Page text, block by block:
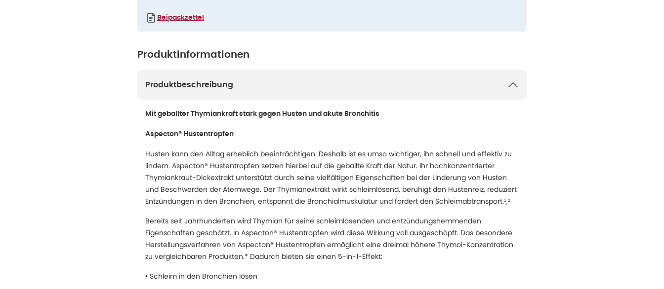
Beipackzettel
Produktinformationen
Produktbeschreibung
Mit geballter Thymiankraft stark gegen Husten und akute Bronchitis
Aspecton® Hustentropfen
Husten kann den Alltag erheblich beeinträchtigen. Deshalb ist es umso wichtiger, ihn schnell und effektiv zu
lindern. Aspecton® Hustentropfen setzen hierbei auf die geballte Kraft der Natur. Ihr hochkonzentrierter
Thymiankraut-Dickextrakt unterstützt durch seine vielfältigen Eigenschaften bei der Linderung von Husten
und Beschwerden der Atemwege. Der Thymianextrakt wirkt schleimlösend, beruhigt den Hustenreiz, reduziert
Entzündungen in den Bronchien, entspannt die Bronchialmuskulatur und fördert den Schleimabtransport.¹,²
Bereits seit Jahrhunderten wird Thymian für seine schleimlösenden und entzündungshemmenden
Eigenschaften geschätzt. In Aspecton® Hustentropfen wird diese Wirkung voll ausgeschöpft. Das besondere
Herstellungsverfahren von Aspecton® Hustentropfen ermöglicht eine dreimal höhere Thymol-Konzentration
zu vergleichbaren Produkten.* Dadurch bieten sie einen 5-in-1-Effekt:
• Schleim in den Bronchien lösen